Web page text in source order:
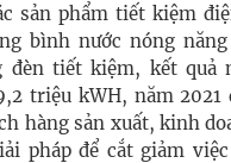
sản phẩm tiết kiệm
bình nước nóng
đèn tiết kiệm, kết quả
triệu kWH, năm
hàng sản xuất, kinh
pháp để cắt giảm